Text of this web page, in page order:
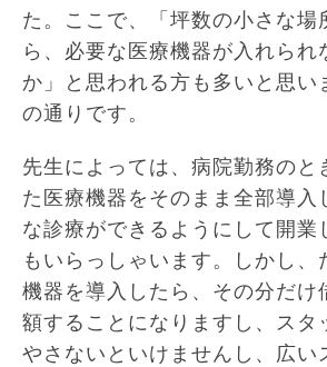
た。ここで、「坪数の小さな場
ら、必要な医療機器が入れられ
か」と思われる方も多いと思い
の通りです。
先生によっては、病院勤務のと
た医療機器をそのまま全部導入
な診療ができるようにして開業
もいらっしゃいます。しかし、
機器を導入したら、その分だけ
額することになりますし、スタ
やさないといけませんし、広い